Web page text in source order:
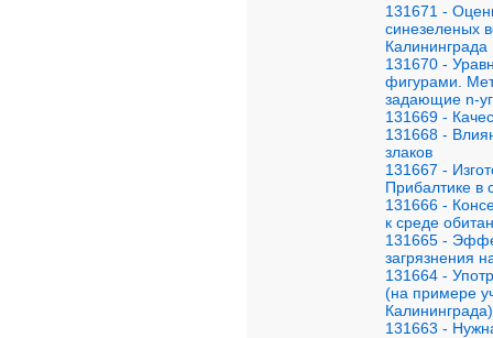
131671 -
синезеленых
Калининграда
131670 -
фигурами.
задающие n-
131669 -
131668 -
злаков
131667 -
Прибалтике в
131666 -
к среде
131665 -
загрязнения
131664 -
(на примере
Калининграда)
131663 -